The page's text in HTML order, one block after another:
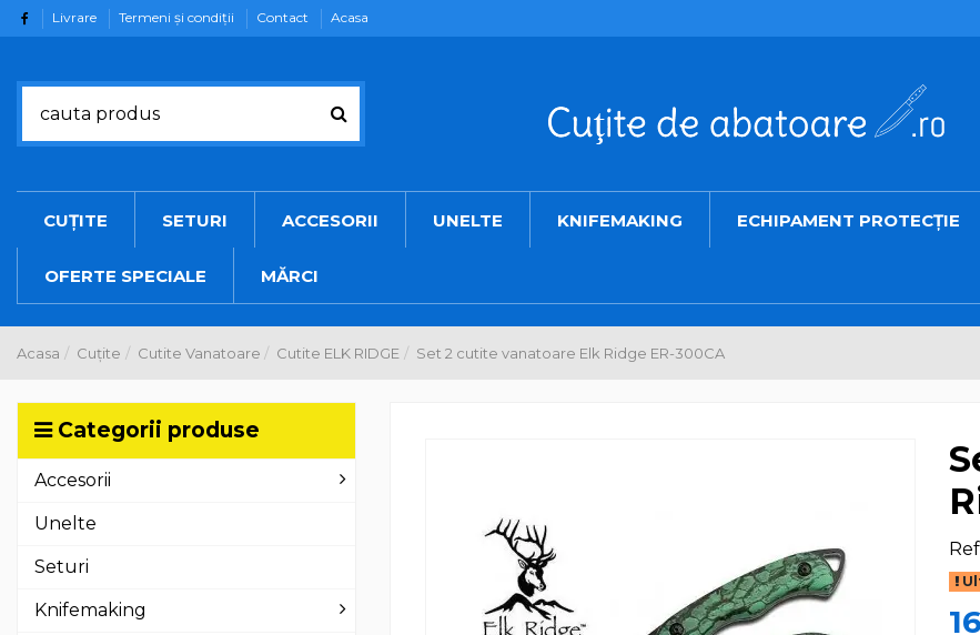
Livrare Termeni şi condiţii Contact Acasa
CUȚITE SETURI ACCESORII UNELTE KNIFEMAKING ECHIPAMENT PROTECȚIE
OFERTE SPECIALE MĂRCI
Acasa Cuțite Cutite Vanatoare Cutite ELK RIDGE Set 2 cutite vanatoare Elk Ridge ER-300CA
Categorii produse
Accesorii
Unelte
Seturi
Knifemaking